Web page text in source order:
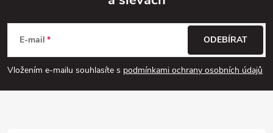
p
a
E-mail
Vložením e-mailu souhlasíte s podmínkami ochrany osobních údajů
ODEBÍRAT